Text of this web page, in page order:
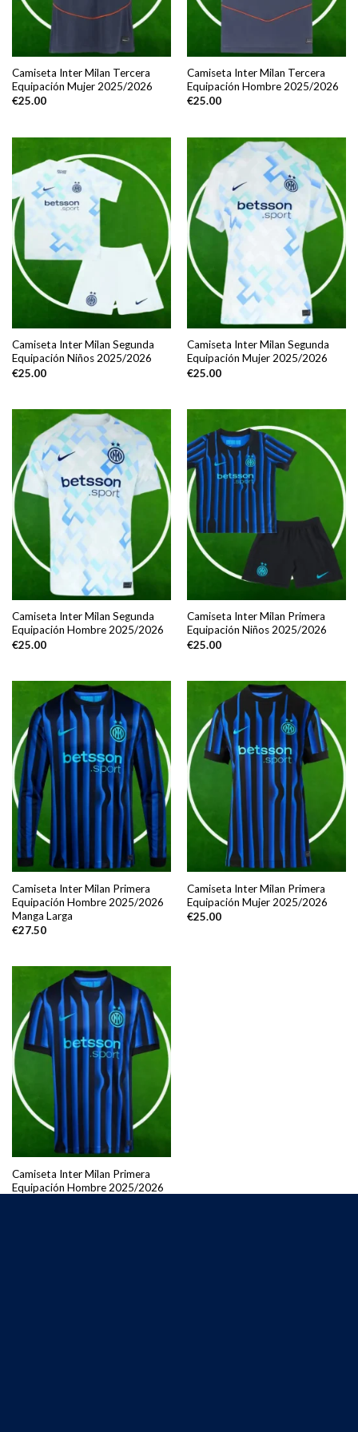
Camiseta Inter Milan Tercera
Equipación Mujer 2025/2026
€25.00
Camiseta Inter Milan Tercera
Equipación Hombre 2025/2026
€25.00
Camiseta Inter Milan Segunda
Equipación Niños 2025/2026
€25.00
Camiseta Inter Milan Segunda
Equipación Mujer 2025/2026
€25.00
Camiseta Inter Milan Segunda
Equipación Hombre 2025/2026
€25.00
Camiseta Inter Milan Primera
Equipación Niños 2025/2026
€25.00
Camiseta Inter Milan Primera
Equipación Hombre 2025/2026
Manga Larga
€27.50
Camiseta Inter Milan Primera
Equipación Mujer 2025/2026
€25.00
Camiseta Inter Milan Primera
Equipación Hombre 2025/2026